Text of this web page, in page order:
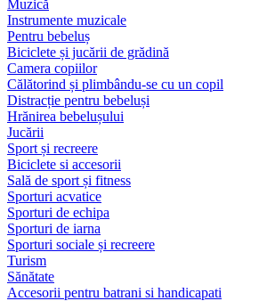
Muzică
Instrumente muzicale
Pentru bebeluș
Biciclete și jucării de grădină
Camera copiilor
Călătorind și plimbându-se cu un copil
Distracție pentru bebeluși
Hrănirea bebelușului
Jucării
Sport și recreere
Biciclete si accesorii
Sală de sport și fitness
Sporturi acvatice
Sporturi de echipa
Sporturi de iarna
Sporturi sociale și recreere
Turism
Sănătate
Accesorii pentru batrani si handicapati